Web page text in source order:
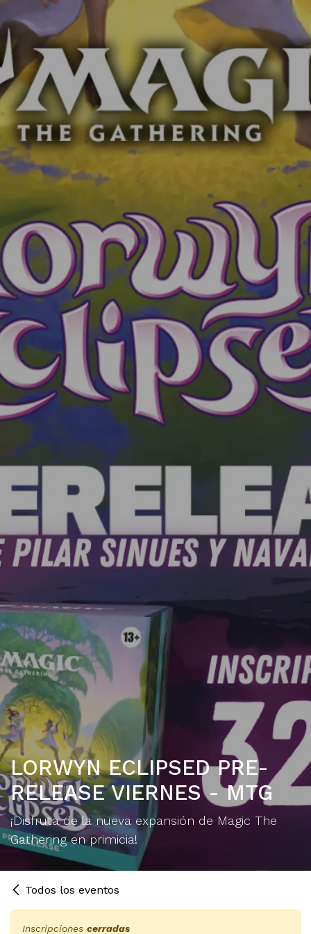
LORWYN ECLIPSED PRE-
RELEASE VIERNES - MTG
¡Disfruta de la nueva expansión de Magic The
Gathering en primicia!
Todos los eventos
Inscripciones cerradas